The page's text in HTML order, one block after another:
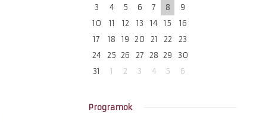
3
4 5 6 7 8
9
10
11 12 13 14 15
16
17
18 19 20 21 22
23
24
25 26 27 28 29
30
31
1 2 3 4 5 6
Programok